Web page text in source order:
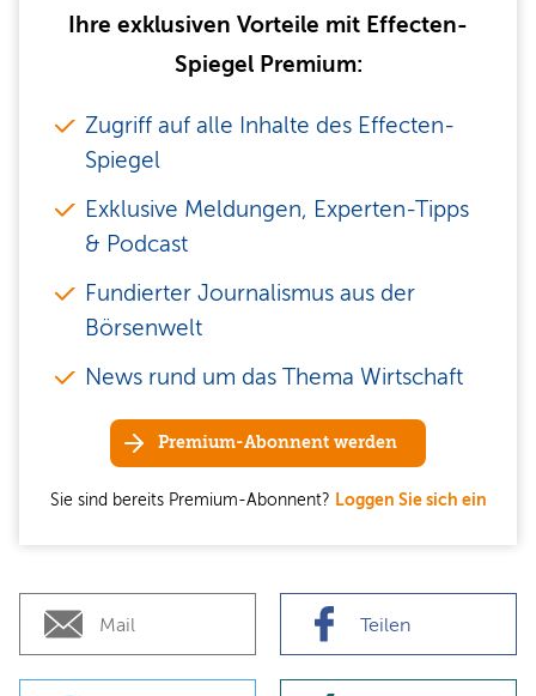
Ihre exklusiven Vorteile mit Effecten-
Spiegel Premium:
Zugriff auf alle Inhalte des Effecten-
Spiegel
Exklusive Meldungen, Experten-Tipps
& Podcast
Fundierter Journalismus aus der
Börsenwelt
News rund um das Thema Wirtschaft
Premium-Abonnent werden
Sie sind bereits Premium-Abonnent? Loggen Sie sich ein
Mail Teilen